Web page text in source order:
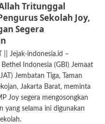
Tritunggal
Sekolah Joy,
Segera
|| Jejak-indonesia.id –
Bethel Indonesia (GBI) Jemaat
Jembatan Tiga, Taman
Jakarta Barat, meminta
Joy segera mengosongkan
yang selama ini digunakan